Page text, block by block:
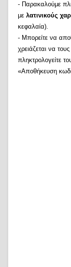
- Παρακαλούμε
με λατινικούς
κεφαλαία).
- Μπορείτε να
χρειάζεται να
πληκτρολογείτε
«Αποθήκευση